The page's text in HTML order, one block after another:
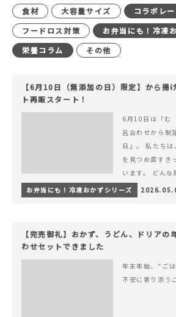
食材
大容量サイズ
コラボレ
フードロス対策
お弁当にも！冷凍
栄養コラム
その他
【6月10日（無添加の日）限定】から揚
ト再販スタート！
6月10日は「む
呂合わせから制
日』。 私たち
を見つめ直すき
います。 どん
か。 どのよう
hellip; 続きを読
お弁当にも！冷凍おかずシリーズ
【完売御礼】おかず、うどん、ドリアの
わせセットできました
年末年始、“ご
不安に寄り添う